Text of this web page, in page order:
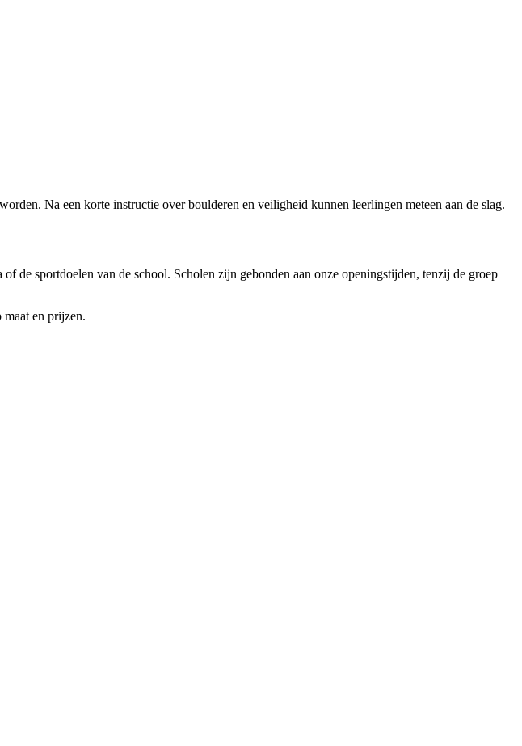
Na een korte instructie over boulderen en veiligheid kunnen leerlingen meteen aan de slag.
de sportdoelen van de school. Scholen zijn gebonden aan onze openingstijden, tenzij de groep
en prijzen.